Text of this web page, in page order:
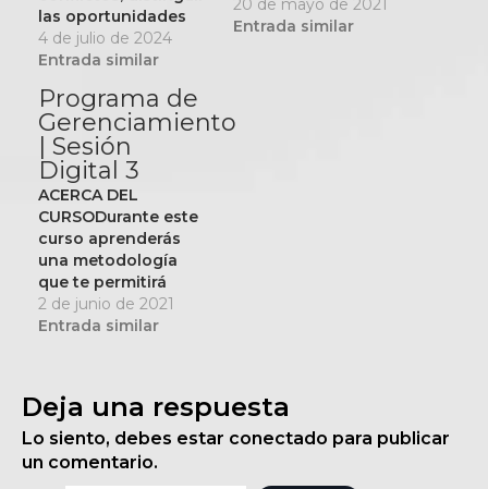
las oportunidades
para negociar y
utilizar la
resolver problemas
en diferentes
situaciones.
4 de julio de 2024
Entrada similar
20 de mayo de 2021
Entrada similar
Programa de
Gerenciamiento
| Sesión
Digital 3
ACERCA DEL
CURSODurante este
curso aprenderás
una metodología
que te permitirá
desarrollar las
habilidades que
mejorar su
productividad.Objetivos
del
cursoComprender
2 de junio de 2021
Entrada similar
Deja una respuesta
Lo siento, debes estar conectado para publicar
un comentario.